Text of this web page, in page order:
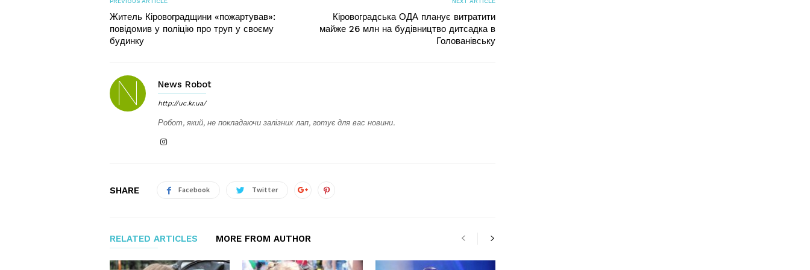
Житель Кіровоградщини «пожартував»:
повідомив у поліцію про труп у своєму
будинку
Кіровоградська ОДА планує витратити
майже 26 млн на будівництво дитсадка в
Голованівську
News Robot
http://uc.kr.ua/
Робот, який, не покладаючи залізних лап, готує для вас новини.
SHARE Facebook Twitter
RELATED ARTICLES MORE FROM AUTHOR